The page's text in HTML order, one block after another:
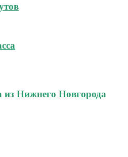
Нижнего Новгорода